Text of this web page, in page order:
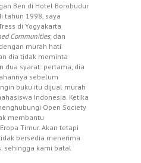
Ben di Hotel Borobudur
tahun 1998, saya
di Yogyakarta
Communities, dan
murah hati
dia tidak meminta
dua syarat: pertama, dia
sebelum
buku itu dijual murah
Indonesia. Ketika
Open Society
membantu
Timur. Akan tetapi
bersedia menerima
sehingga kami batal